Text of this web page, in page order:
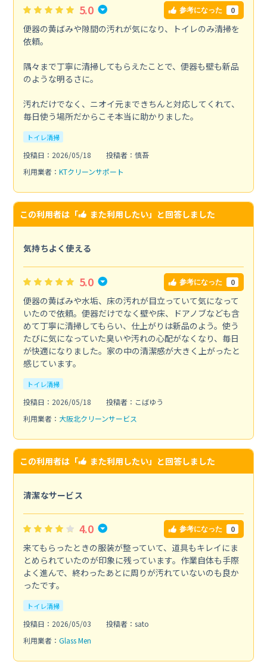
5.0 参考になった 0
便器の黄ばみや隙間の汚れが気になり、トイレのみ清掃を
依頼。
隅々まで丁寧に清掃してもらえたことで、便器も壁も新品
のような明るさに。
汚れだけでなく、ニオイ元まできちんと対応してくれて、
毎日使う場所だからこそ本当に助かりました。
トイレ清掃
投稿日：2026/05/18
投稿者：慎吾
利用業者： KTクリーンサポート
この利用者は「 また利用したい」と回答しました
気持ちよく使える
5.0 参考になった 0
便器の黄ばみや水垢、床の汚れが目立っていて気になって
いたので依頼。便器だけでなく壁や床、ドアノブなども含
めて丁寧に清掃してもらい、仕上がりは新品のよう。使う
たびに気になっていた臭いや汚れの心配がなくなり、毎日
が快適になりました。家の中の清潔感が大きく上がったと
感じています。
トイレ清掃
投稿日：2026/05/18
投稿者：こばゆう
利用業者： 大阪北クリーンサービス
この利用者は「 また利用したい」と回答しました
清潔なサービス
4.0 参考になった 0
来てもらったときの服装が整っていて、道具もキレイにま
とめられていたのが印象に残っています。作業自体も手際
よく進んで、終わったあとに周りが汚れていないのも良か
ったです。
トイレ清掃
投稿日：2026/05/03
投稿者：sato
利用業者： Glass Men